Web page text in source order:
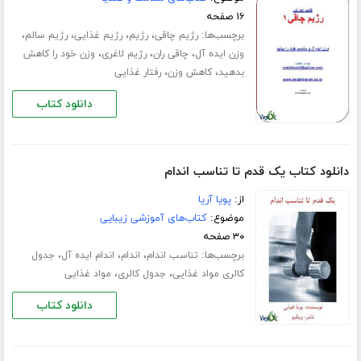
۱۶ صفحه
برچسب‌ها:رژیم چاقی،رژیم،رژیم غذایی،رژیم سالم،
وزن ایده آل، چاقی ران،رژیم لاغری، وزن خود را کاهش
بدهید،کاهش وزن،رفتار غذایی
دانلود کتاب
دانلود کتاب یک قدم تا تناسب اندام
از:پویا آریا
موضوع:کتاب‌های آموزشی زیبایی
۳۰ صفحه
برچسب‌ها: تناسب اندام، اندام، اندام ایده آل، جدول
کالری مواد غذایی، جدول کالری، مواد غذایی
دانلود کتاب